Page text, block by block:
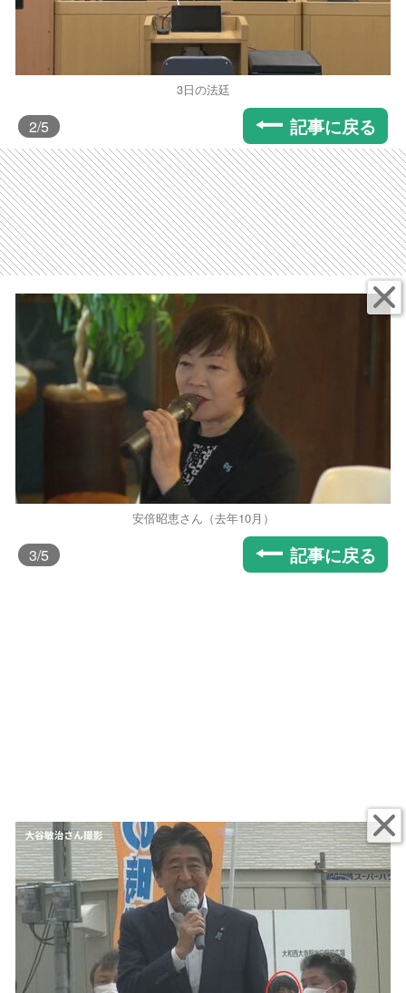
3日の法廷
2/5 記事に戻る
安倍昭恵さん（去年10月）
3/5 記事に戻る